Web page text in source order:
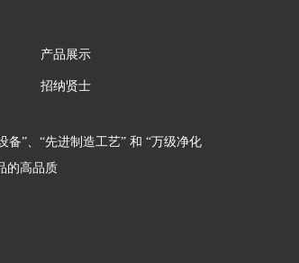
产品展示
招纳贤士
备”、“先进制造工艺” 和 “万级净化
的高品质